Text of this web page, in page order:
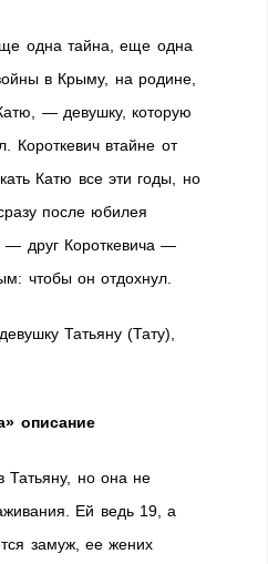
одна тайна, еще одна
в Крыму, на родине,
— девушку, которую
Короткевич втайне от
Катю все эти годы, но
после юбилея
— друг Короткевича —
чтобы он отдохнул.
Татьяну (Тату),
описание
Татьяну, но она не
Ей ведь 19, а
замуж, ее жених